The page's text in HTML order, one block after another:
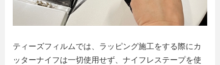
ティーズフィルムでは、ラッピング施工をする際にカ
ッターナイフは一切使用せず、ナイフレステープを使